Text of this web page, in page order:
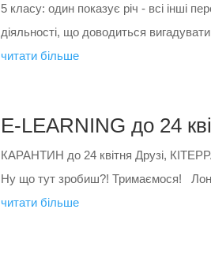
5 класу: один показує річ - всі інші
діяльності, що доводиться
читати більше
E-LEARNING до 24
КАРАНТИН до 24 квітня Друзі,
Ну що тут зробиш?! Тримаємося!
читати більше